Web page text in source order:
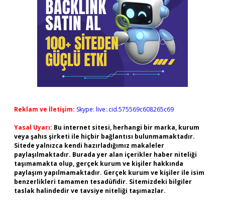
Reklam ve İletişim: Skype: live:.cid.575569c608265c69
Yasal Uyarı: Bu internet sitesi, herhangi bir marka, kurum
veya şahıs şirketi ile hiçbir bağlantısı bulunmamaktadır.
Sitede yalnızca kendi hazırladığımız makaleler
paylaşılmaktadır. Burada yer alan içerikler haber niteliği
taşımamakta olup, gerçek kurum ve kişiler hakkında
paylaşım yapılmamaktadır. Gerçek kurum ve kişiler ile isim
benzerlikleri tamamen tesadüfidir. Sitemizdeki bilgiler
taslak halindedir ve tavsiye niteliği taşımazlar.